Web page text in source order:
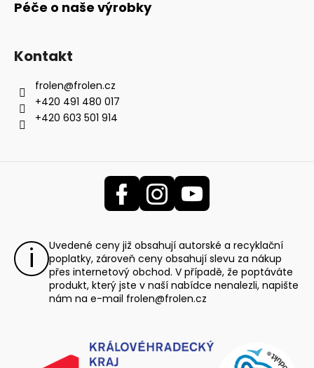
Péče o naše výrobky
Kontakt
frolen@frolen.cz
+420 491 480 017
+420 603 501 914
Uvedené ceny již obsahují autorské a recyklační
poplatky, zároveň ceny obsahují slevu za nákup
přes internetový obchod. V případě, že poptáváte
produkt, který jste v naší nabídce nenalezli, napište
nám na e-mail frolen@frolen.cz